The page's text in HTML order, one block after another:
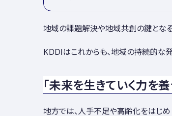
地域の課題解決や地域共創の鍵とな
KDDIはこれからも、地域の持続的な
「未来を生きていく力を
地方では、人手不足や高齢化をはじ